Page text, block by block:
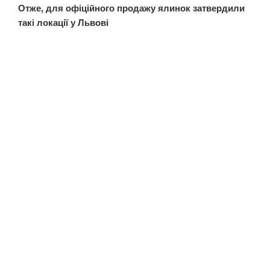
Отже, для офіційного продажу ялинок затвердили
такі локації у Львові